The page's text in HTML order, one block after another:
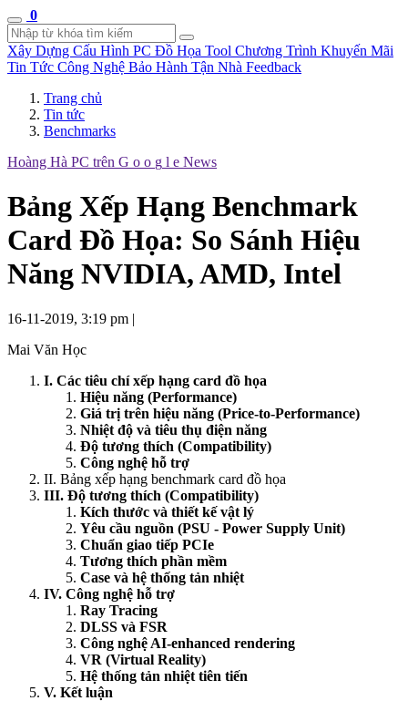
0
Xây Dựng Cấu Hình PC Đồ Họa Tool Chương Trình Khuyến Mãi
Tin Tức Công Nghệ Bảo Hành Tận Nhà Feedback
Trang chủ
Tin tức
Benchmarks
Hoàng Hà PC trên G o o g l e News
Bảng Xếp Hạng Benchmark
Card Đồ Họa: So Sánh Hiệu
Năng NVIDIA, AMD, Intel
16-11-2019, 3:19 pm |
Mai Văn Học
I. Các tiêu chí xếp hạng card đồ họa
Hiệu năng (Performance)
Giá trị trên hiệu năng (Price-to-Performance)
Nhiệt độ và tiêu thụ điện năng
Độ tương thích (Compatibility)
Công nghệ hỗ trợ
II. Bảng xếp hạng benchmark card đồ họa
III. Độ tương thích (Compatibility)
Kích thước và thiết kế vật lý
Yêu cầu nguồn (PSU - Power Supply Unit)
Chuẩn giao tiếp PCIe
Tương thích phần mềm
Case và hệ thống tản nhiệt
IV. Công nghệ hỗ trợ
Ray Tracing
DLSS và FSR
Công nghệ AI-enhanced rendering
VR (Virtual Reality)
Hệ thống tản nhiệt tiên tiến
V. Kết luận